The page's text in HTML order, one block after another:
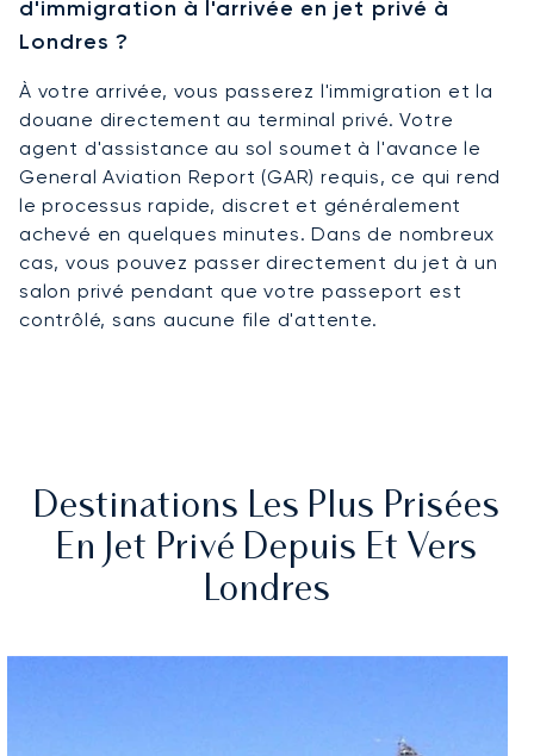
d'immigration à l'arrivée en jet privé à
Londres ?
À votre arrivée, vous passerez l'immigration et la
douane directement au terminal privé. Votre
agent d'assistance au sol soumet à l'avance le
General Aviation Report (GAR) requis, ce qui rend
le processus rapide, discret et généralement
achevé en quelques minutes. Dans de nombreux
cas, vous pouvez passer directement du jet à un
salon privé pendant que votre passeport est
contrôlé, sans aucune file d'attente.
Destinations Les Plus Prisées
En Jet Privé Depuis Et Vers
Londres